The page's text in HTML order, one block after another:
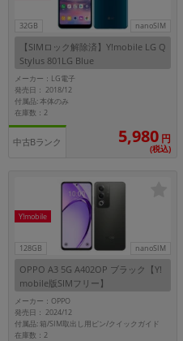
32GB nanoSIM
【SIMロック解除済】Y!mobile LG Q
Stylus 801LG Blue
メーカー：LG電子
発売日： 2018/12
付属品: 本体のみ
在庫数：2
中古Bランク 5,980 円
(税込)
128GB nanoSIM
Y!mobile
OPPO A3 5G A402OP ブラック【Y!
mobile版SIMフリー】
メーカー：OPPO
発売日： 2024/12
付属品: 箱/SIM取出し用ピン/クイックガイド
在庫数：2
価格
発売日
各項目のチェックボックスは「or検索」となります。
ただし機能別のみ「and検索」となります。